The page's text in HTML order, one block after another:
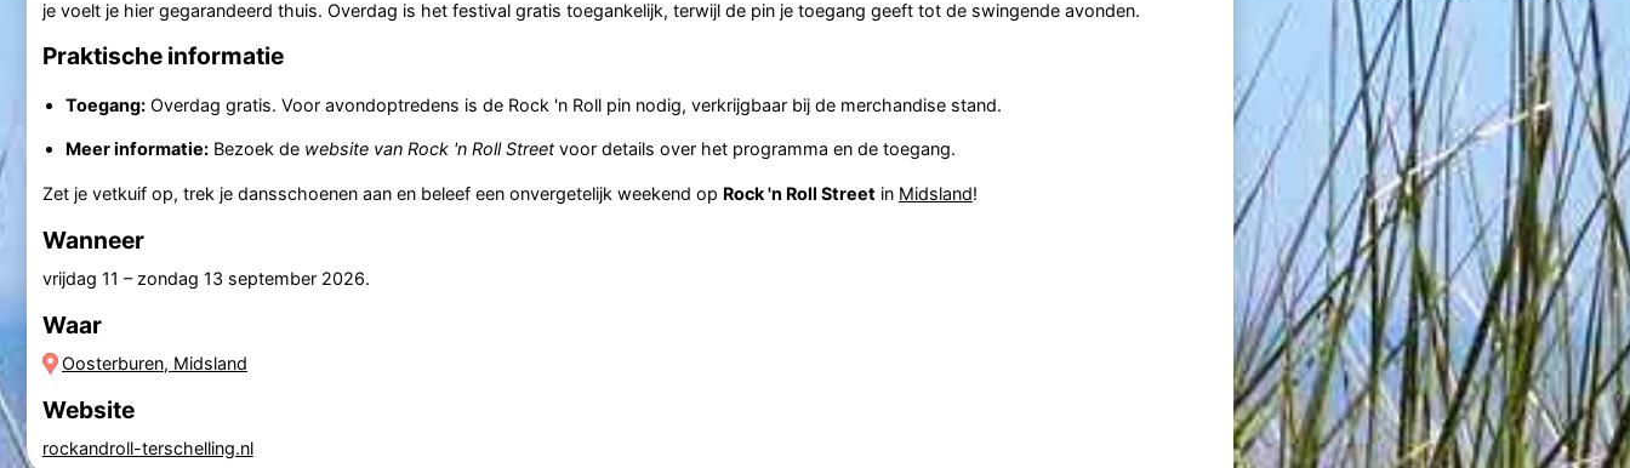
je voelt je hier gegarandeerd thuis. Overdag is het festival gratis toegankelijk, terwijl de pin je toegang geeft tot de swingende avonden.
Praktische informatie
Toegang:Overdag gratis. Voor avondoptredens is de Rock 'n Roll pin nodig, verkrijgbaar bij de merchandise stand.
Meer informatie:Bezoek de website van Rock 'n Roll Streetvoor details over het programma en de toegang.
Zet je vetkuif op, trek je dansschoenen aan en beleef een onvergetelijk weekend op Rock 'n Roll Street in Midsland!
Wanneer
vrijdag 11 – zondag 13 september 2026.
Waar
Oosterburen, Midsland
Website
rockandroll-terschelling.nl